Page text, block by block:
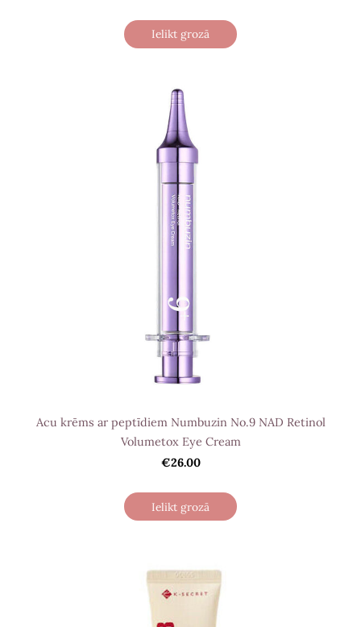
Ielikt grozā
Acu krēms ar peptīdiem Numbuzin No.9 NAD Retinol
Volumetox Eye Cream
€26.00
Ielikt grozā